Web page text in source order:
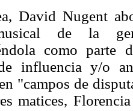
David Nugent
de la
como
influencia y/o
"campos de
matices,